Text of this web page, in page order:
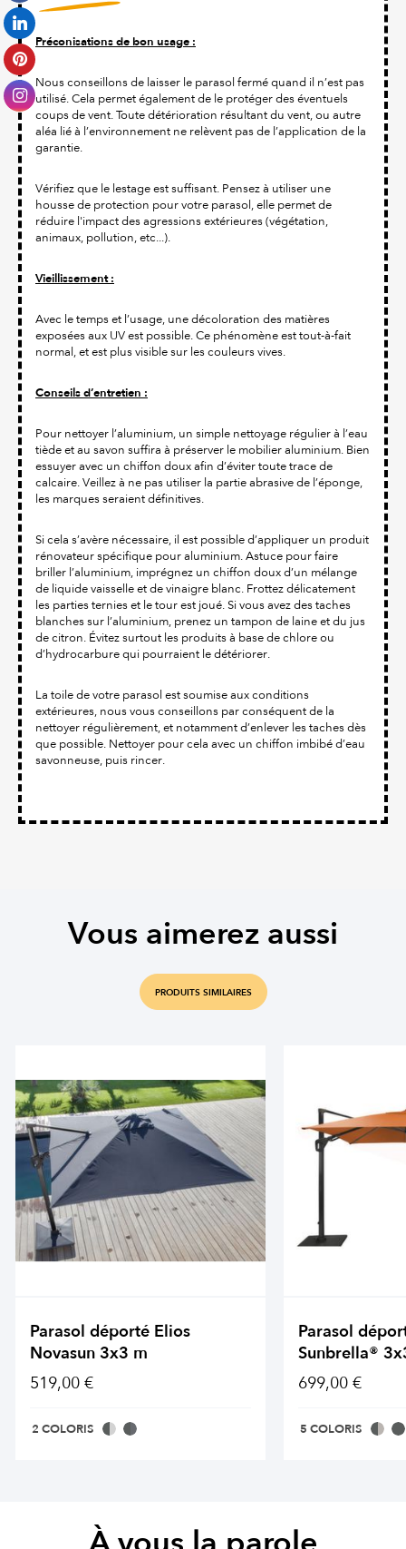
Préconisations de bon usage :
Nous conseillons de laisser le parasol fermé quand il n’est pas
utilisé. Cela permet également de le protéger des éventuels
coups de vent. Toute détérioration résultant du vent, ou autre
aléa lié à l’environnement ne relèvent pas de l’application de la
garantie.
Vérifiez que le lestage est suffisant. Pensez à utiliser une
housse de protection pour votre parasol, elle permet de
réduire l'impact des agressions extérieures (végétation,
animaux, pollution, etc...).
Vieillissement :
Avec le temps et l’usage, une décoloration des matières
exposées aux UV est possible. Ce phénomène est tout-à-fait
normal, et est plus visible sur les couleurs vives.
Conseils d’entretien :
Pour nettoyer l’aluminium, un simple nettoyage régulier à l’eau
tiède et au savon suffira à préserver le mobilier aluminium. Bien
essuyer avec un chiffon doux afin d’éviter toute trace de
calcaire. Veillez à ne pas utiliser la partie abrasive de l’éponge,
les marques seraient définitives.
Si cela s’avère nécessaire, il est possible d’appliquer un produit
rénovateur spécifique pour aluminium. Astuce pour faire
briller l’aluminium, imprégnez un chiffon doux d’un mélange
de liquide vaisselle et de vinaigre blanc. Frottez délicatement
les parties ternies et le tour est joué. Si vous avez des taches
blanches sur l’aluminium, prenez un tampon de laine et du jus
de citron. Évitez surtout les produits à base de chlore ou
d’hydrocarbure qui pourraient le détériorer.
La toile de votre parasol est soumise aux conditions
extérieures, nous vous conseillons par conséquent de la
nettoyer régulièrement, et notamment d’enlever les taches dès
que possible. Nettoyer pour cela avec un chiffon imbibé d’eau
savonneuse, puis rincer.
Vous aimerez aussi
PRODUITS SIMILAIRES
Parasol déporté Elios
Novasun 3x3 m
519,00 €
2 COLORIS
Parasol
Sunbrella®
699,00 €
5 COLORIS